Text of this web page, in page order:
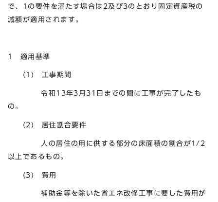
で、1の要件を満たす場合は2及び3のとおり固定資産税の
減額が適用されます。
1 適用基準
(1) 工事期間
令和13年3月31日までの間に工事が完了したも
の。
(2) 居住割合要件
人の居住の用に供する部分の床面積の割合が1/2
以上であるもの。
(3) 費用
補助金等を除いた省エネ改修工事に要した費用が